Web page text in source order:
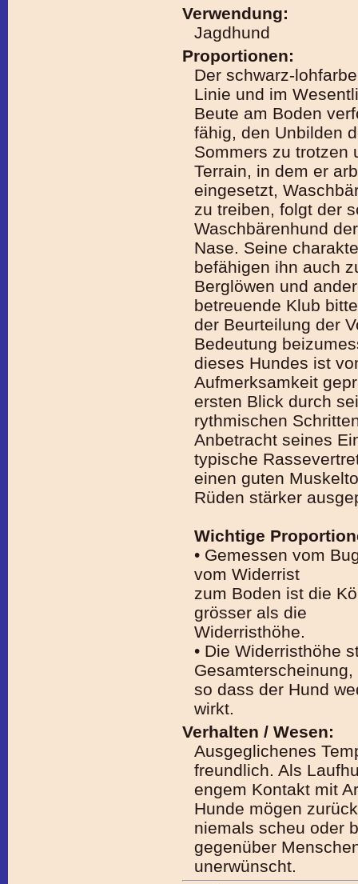
Verwendung:
Jagdhund
Proportionen:
Der schwarz-
Linie und im
Beute am Boden
fähig, den Unbilden
Sommers zu trotzen
Terrain, in dem er
eingesetzt,
zu treiben, folgt der
Waschbärenhund
Nase. Seine
befähigen ihn auch
Berglöwen und
betreuende Klub
der Beurteilung der
Bedeutung
dieses Hundes ist
Aufmerksamkeit
ersten Blick durch
rythmischen
Anbetracht seines
typische
einen guten
Rüden stärker
Wichtige
• Gemessen vom
vom Widerrist
zum Boden ist die
grösser als die
Widerristhöhe.
• Die Widerristhöhe
Gesamterscheinung,
so dass der Hund
wirkt.
Verhalten / Wesen:
Ausgeglichenes
freundlich. Als
engem Kontakt mit
Hunde mögen
niemals scheu oder
gegenüber
unerwünscht.